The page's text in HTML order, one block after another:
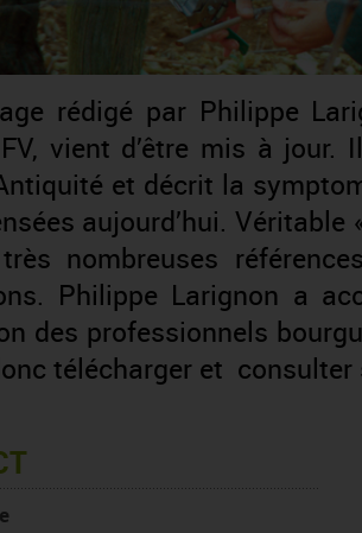
rédigé par Philippe
vient d’être mis à
et décrit la
aujourd’hui.
nombreuses
Philippe Larignon a
des professionnels
télécharger et